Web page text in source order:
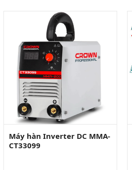
Máy hàn Inverter DC MMA-
CT33099